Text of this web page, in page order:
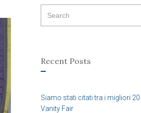
for:
Recent Posts
Siamo stati citati tra i migliori
Vanity Fair